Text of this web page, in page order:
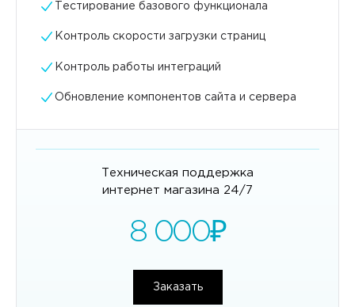
Тестирование базового функционала
Контроль скорости загрузки страниц
Контроль работы интеграций
Обновление компонентов сайта и сервера
Техническая поддержка
интернет магазина 24/7
8 000₽
Заказать